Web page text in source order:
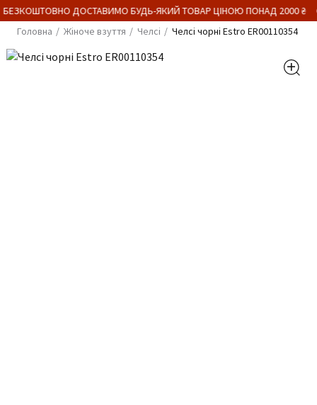
ДОСТАВИМО БУДЬ-ЯКИЙ ТОВАР ЦІНОЮ ПОНАД 2000 ₴
Головна
Жіноче взуття Челсі Челсі чорні Estro ER00110354